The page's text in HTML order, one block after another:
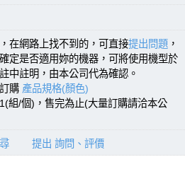
在網路上找不到的，可直接提出問題 ，
定是否適用妳的機器，可將使用機型於
中註明，由本公司代為確認。
購 產品規格(顏色)
組/個)，售完為止(大量訂購請洽本公
提出 詢問、評價